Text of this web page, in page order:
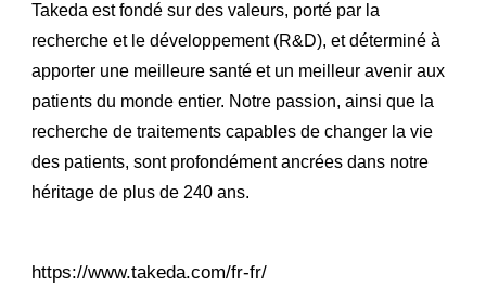
Takeda est fondé sur des valeurs, porté par la
recherche et le développement (R&D), et déterminé à
apporter une meilleure santé et un meilleur avenir aux
patients du monde entier. Notre passion, ainsi que la
recherche de traitements capables de changer la vie
des patients, sont profondément ancrées dans notre
héritage de plus de 240 ans.
https://www.takeda.com/fr-fr/